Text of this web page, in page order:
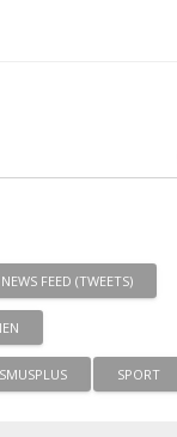
NEWS FEED (TWEETS)
SPORT